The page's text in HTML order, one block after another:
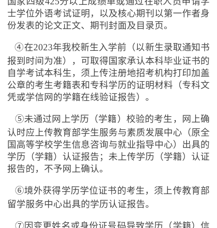
士学位外语考试证明，以及核心期刊以第一作者身
份发表的论文正文、期刊封面及目录页。
④在2023年我校新生入学前（以新生录取通知书
报到时间为准），可取得国家承认本科毕业证书的
自学考试本科生，须上传注册地招考机构打印加盖
公章的考生考籍表和专科学历的证明材料（专科文
凭或学信网的学籍在线验证报告）。
⑤未通过网上学历（学籍）校验的考生，网上确
认时应上传教育部学生服务与素质发展中心（原全
国高等学校学生信息咨询与就业指导中心）出具的
学历（学籍）认证报告；未上传学历（学籍）认证
报告的，不予网上确认。
⑥境外获得学历学位证书的考生，须上传教育部
留学服务中心出具的学历认证报告。
⑦因变更姓名或身份证号码导致学历（学籍）信